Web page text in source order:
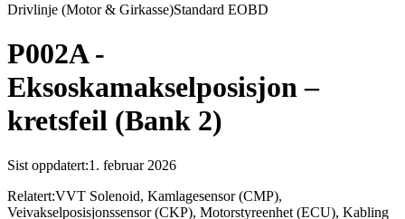
Drivlinje (Motor & Girkasse)Standard EOBD
P002A -
Eksoskamakselposisjon –
kretsfeil (Bank 2)
Sist oppdatert:1. februar 2026
Relatert:VVT Solenoid, Kamlagesensor (CMP),
Veivakselposisjonssensor (CKP), Motorstyreenhet (ECU), Kabling